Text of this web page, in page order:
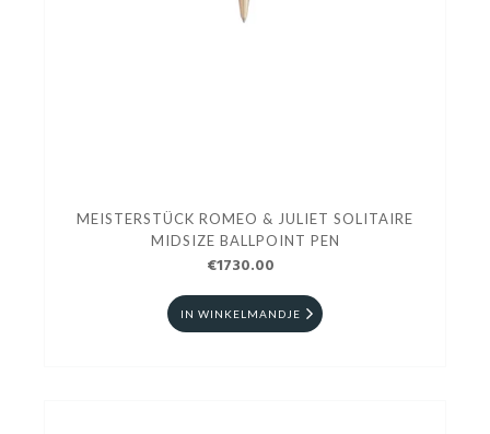
MEISTERSTÜCK ROMEO & JULIET SOLITAIRE
MIDSIZE BALLPOINT PEN
€1730.00
IN WINKELMANDJE